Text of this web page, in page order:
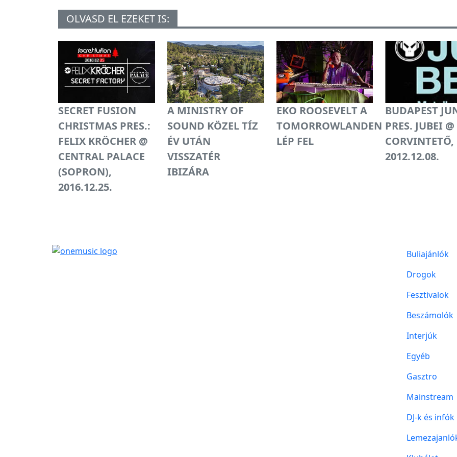
OLVASD EL EZEKET IS:
SECRET FUSION
CHRISTMAS PRES.:
FELIX KRÖCHER @
CENTRAL PALACE
(SOPRON),
2016.12.25.
A MINISTRY OF
SOUND KÖZEL TÍZ
ÉV UTÁN
VISSZATÉR
IBIZÁRA
EKO ROOSEVELT A
TOMORROWLANDEN
LÉP FEL
BUDAPEST
PRES. JUBEI @
CORVINTETŐ,
2012.12.08.
Buliajánlók
Drogok
Fesztivalok
Beszámolók
Interjúk
Egyéb
Gasztro
Mainstream
DJ-k és infók